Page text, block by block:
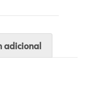
adicional